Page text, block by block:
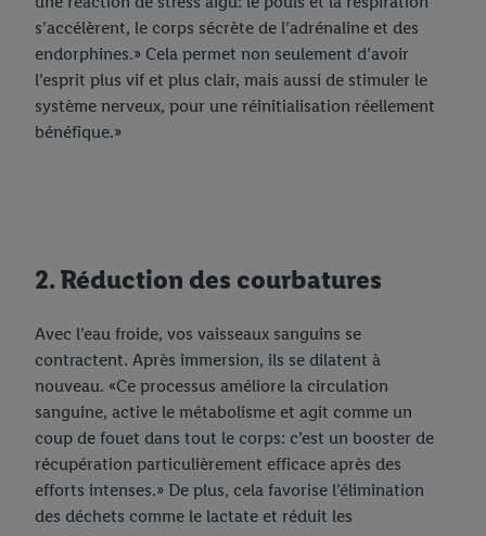
s’accélèrent, le corps sécrète de l’adrénaline et des
endorphines.» Cela permet non seulement d’avoir
l’esprit plus vif et plus clair, mais aussi de stimuler le
système nerveux, pour une réinitialisation réellement
bénéfique.»
2. Réduction des courbatures
Avec l’eau froide, vos vaisseaux sanguins se
contractent. Après immersion, ils se dilatent à
nouveau. «Ce processus améliore la circulation
sanguine, active le métabolisme et agit comme un
coup de fouet dans tout le corps: c’est un booster de
récupération particulièrement efficace après des
efforts intenses.» De plus, cela favorise l’élimination
des déchets comme le lactate et réduit les